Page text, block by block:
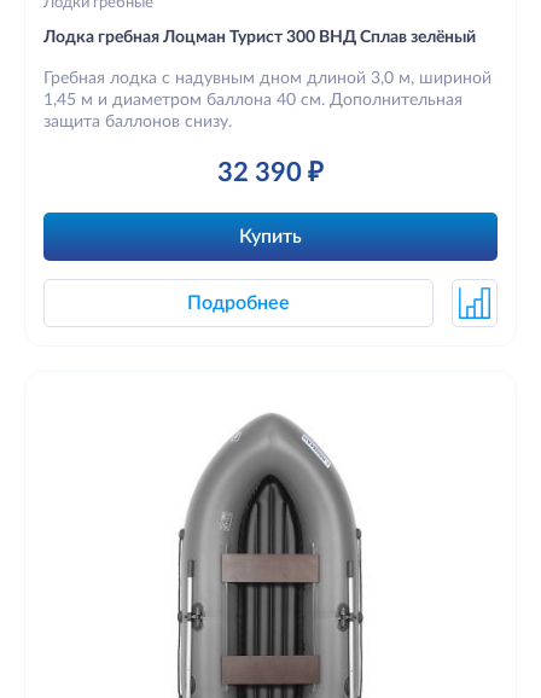
Лодка гребная Лоцман Турист 300 ВНД Сплав зелёный
Гребная лодка с надувным дном длиной 3,0 м, шириной
1,45 м и диаметром баллона 40 см. Дополнительная
защита баллонов снизу.
32 390 ₽
Купить
Подробнее